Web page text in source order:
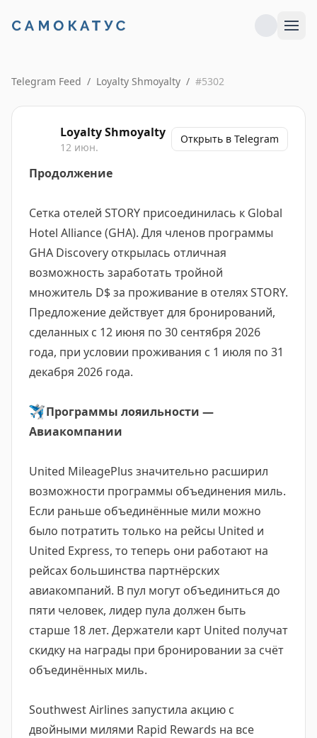
Telegram Feed / Loyalty Shmoyalty / #5302
Loyalty Shmoyalty
12 июн.
Открыть в Telegram
Продолжение
Сетка отелей STORY присоединилась к Global
Hotel Alliance (GHA). Для членов программы
GHA Discovery открылась отличная
возможность заработать тройной
множитель D$ за проживание в отелях STORY.
Предложение действует для бронирований,
сделанных с 12 июня по 30 сентября 2026
года, при условии проживания с 1 июля по 31
декабря 2026 года.
✈️Программы лояильности —
Авиакомпании
United MileagePlus значительно расширил
возможности программы объединения миль.
Если раньше объединённые мили можно
было потратить только на рейсы United и
United Express, то теперь они работают на
рейсах большинства партнёрских
авиакомпаний. В пул могут объединиться до
пяти человек, лидер пула должен быть
старше 18 лет. Держатели карт United получат
скидку на награды при бронировании за счёт
объединённых миль.
Southwest Airlines запустила акцию с
двойными милями Rapid Rewards на все